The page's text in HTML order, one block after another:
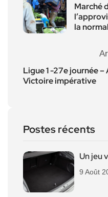
Marché
la
Ligue 1 -27e journée –
Victoire impérative
Postes récents
Un jeu
9 Août